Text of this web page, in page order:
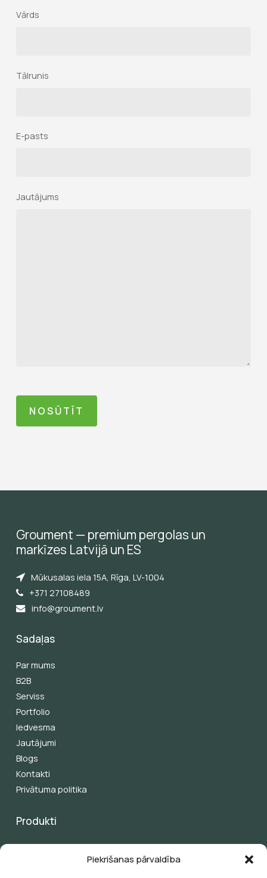
Piekrišanas pārvaldība
Vārds
Tālrunis
E-pasts
Jautājums
Groument — premium pergolas un
markīzes Latvijā un ES
Mūkusalas iela 15A, Rīga, LV-1004
+371 27108489
info@groument.lv
Sadaļas
Par mums
B2B
Serviss
Portfolio
Iedvesma
Jautājumi
Blogs
Kontakti
Privātuma politika
Produkti
Pergolas